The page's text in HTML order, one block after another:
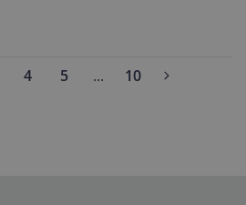
4 5 ...More pages
10